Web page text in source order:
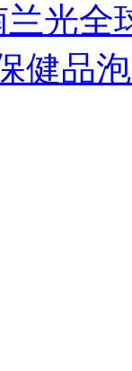
兰光
健品